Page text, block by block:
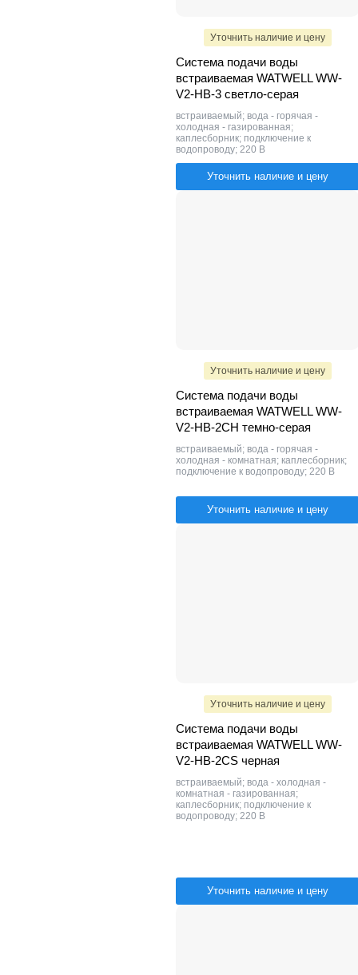
Уточнить наличие и цену
Система подачи воды
встраиваемая WATWELL WW-
V2-HB-3 светло-серая
встраиваемый; вода - горячая -
холодная - газированная;
каплесборник; подключение к
водопроводу; 220 В
Уточнить наличие и цену
Уточнить наличие и цену
Система подачи воды
встраиваемая WATWELL WW-
V2-HB-2СН темно-серая
встраиваемый; вода - горячая -
холодная - комнатная; каплесборник;
подключение к водопроводу; 220 В
Уточнить наличие и цену
Уточнить наличие и цену
Система подачи воды
встраиваемая WATWELL WW-
V2-HB-2CS черная
встраиваемый; вода - холодная -
комнатная - газированная;
каплесборник; подключение к
водопроводу; 220 В
Уточнить наличие и цену